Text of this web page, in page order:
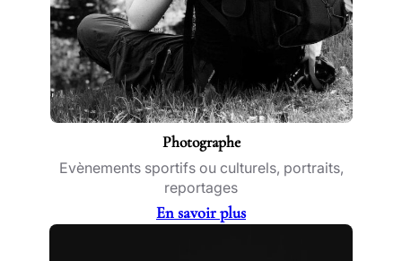
Photographe
Evènements sportifs ou culturels, portraits,
reportages
En savoir plus